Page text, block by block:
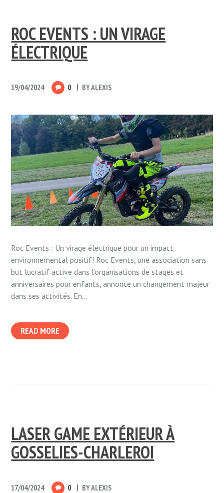
ROC EVENTS : UN VIRAGE
ÉLECTRIQUE
19/04/2024 0 BYALEXIS
Roc Events : Un virage électrique pour un impact
environnemental positif! Roc Events, une association sans
but lucratif active dans l’organisations de stages et
anniversaires pour enfants, annonce un changement majeur
dans ses activités. En...
READ MORE
LASER GAME EXTÉRIEUR À
GOSSELIES-CHARLEROI
17/04/2024 0 BYALEXIS